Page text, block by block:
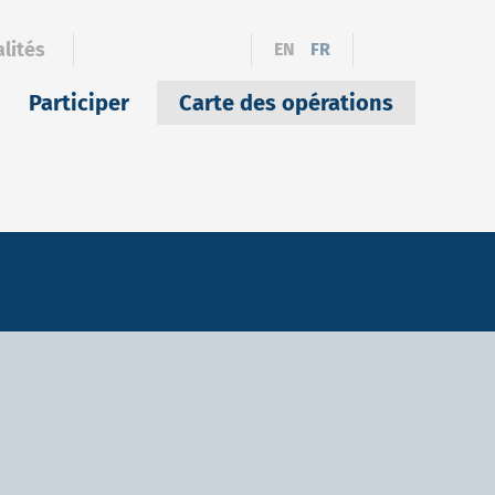
EN FR
Participer Carte des opérations